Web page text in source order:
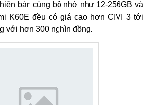
bản cùng bộ nhớ như 12-256GB và
K60E đều có giá cao hơn CIVI 3 tới
với hơn 300 nghìn đồng.